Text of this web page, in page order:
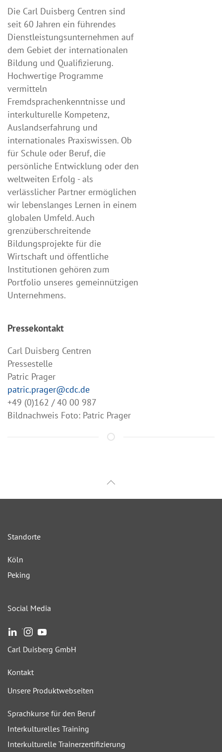
Die Carl Duisberg Centren sind
seit 60 Jahren ein führendes
Dienstleistungsunternehmen auf
dem Gebiet der internationalen
Bildung und Qualifizierung.
Hochwertige Programme
vermitteln
Fremdsprachenkenntnisse und
interkulturelle Kompetenz,
Auslandserfahrung und
internationales Praxiswissen. Ob
für Schule oder Beruf, die
persönliche Entwicklung oder den
weltweiten Erfolg - als
verlässlicher Partner ermöglichen
wir lebenslanges Lernen in einem
globalen Umfeld. Auch
grenzüberschreitende
Bildungsprojekte für die
Wirtschaft und öffentliche
Institutionen gehören zum
Portfolio unseres gemeinnützigen
Unternehmens.
Pressekontakt
Carl Duisberg Centren
Pressestelle
Patric Prager
patric.prager@cdc.de
+49 (0)162 / 40 00 987
Bildnachweis Foto: Patric Prager
Standorte
Köln
Peking
Social Media
´
Carl Duisberg GmbH
Kontakt
Unsere Produktwebseiten
Sprachkurse für den Beruf
Interkulturelles Training
Interkulturelle Trainerzertifizierung